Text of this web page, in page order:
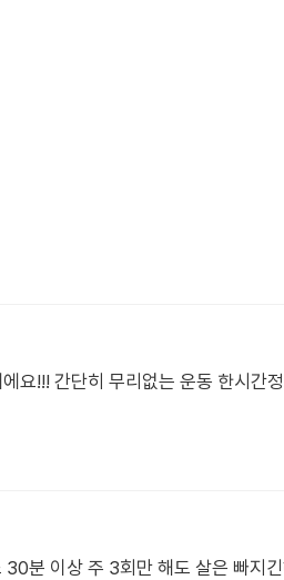
요!!! 간단히 무리없는 운동 한시간
분 이상 주 3회만 해도 살은 빠지